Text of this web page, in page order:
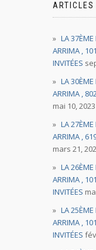
ARTICLES
LA 37ÈME
ARRIMA ,
INVITÉES
LA 30ÈME
ARRIMA ,
mai 10, 2023
LA 27ÈME
ARRIMA ,
mars 21,
LA 26ÈME
ARRIMA ,
INVITÉES
LA 25ÈME
ARRIMA ,
INVITÉES